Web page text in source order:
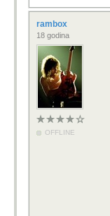
rambox
18 godina
OFFLINE